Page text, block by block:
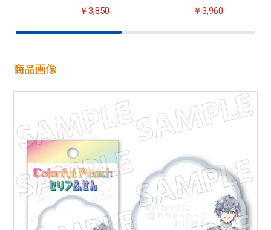
￥3,850 ￥3,960
商品画像